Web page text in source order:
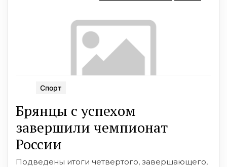
Спорт
Брянцы с успехом
завершили чемпионат
России
Подведены итоги четвертого, завершающего,